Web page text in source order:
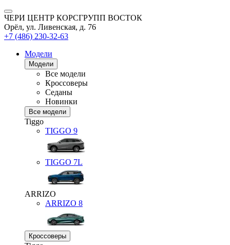
ЧЕРИ ЦЕНТР КОРСГРУПП ВОСТОК
Орёл, ул. Ливенская, д. 76
+7 (486) 230-32-63
Модели
Модели
Все модели
Кроссоверы
Седаны
Новинки
Все модели
Tiggo
TIGGO 9
TIGGO 7L
ARRIZO
ARRIZO 8
Кроссоверы